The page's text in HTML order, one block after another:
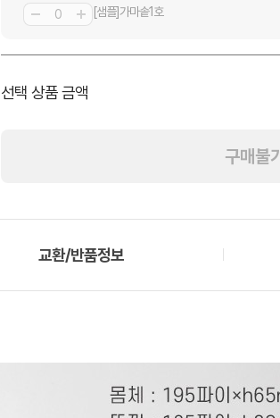
[샘플]가마솥1호
선택 상품 금액
구매불
교환/반품정보